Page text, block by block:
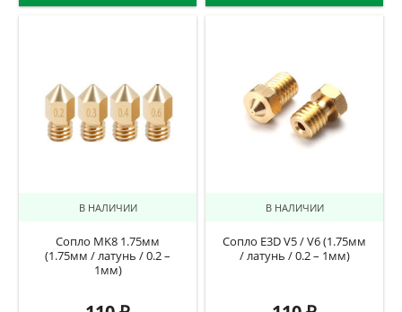
В НАЛИЧИИ
Cопло MK8 1.75мм
(1.75мм / латунь / 0.2 –
1мм)
В НАЛИЧИИ
Сопло E3D V5 / V6 (1.75мм
/ латунь / 0.2 – 1мм)